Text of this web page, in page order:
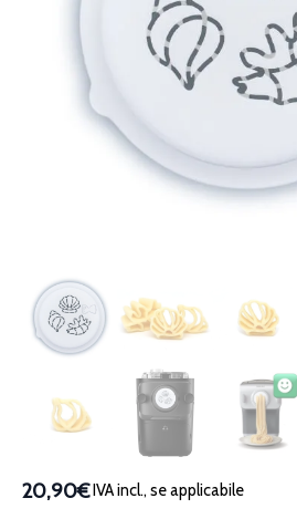
20,90€IVA incl., se applicabile